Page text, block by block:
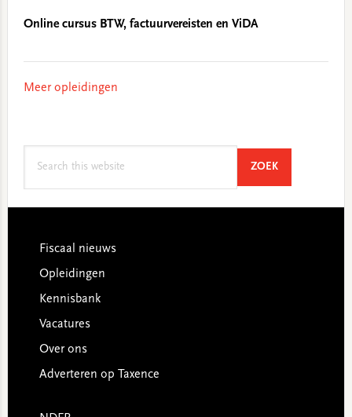
Online cursus BTW, factuurvereisten en ViDA
Meer opleidingen
ZOEKSEARCH
Footer
Fiscaal nieuws
Opleidingen
Kennisbank
Vacatures
Over ons
Adverteren op Taxence